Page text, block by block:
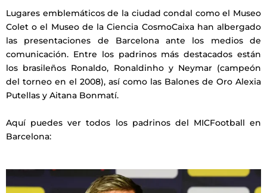
Lugares emblemáticos de la ciudad condal como el Museo
Colet o el Museo de la Ciencia CosmoCaixa han albergado
las presentaciones de Barcelona ante los medios de
comunicación. Entre los padrinos más destacados están
los brasileños Ronaldo, Ronaldinho y Neymar (campeón
del torneo en el 2008), así como las Balones de Oro Alexia
Putellas y Aitana Bonmatí.
Aquí puedes ver todos los padrinos del MICFootball en
Barcelona: